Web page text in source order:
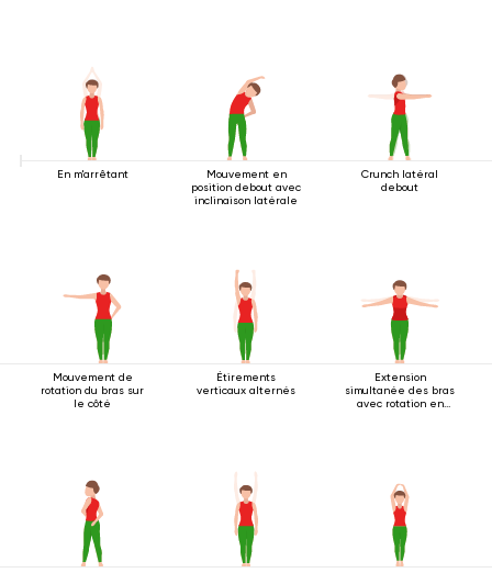
En m'arrêtant
Mouvement en
position debout avec
inclinaison latérale
Crunch latéral
debout
Mouvement de
rotation du bras sur
le côté
Étirements
verticaux alternés
Extension
simultanée des bras
avec rotation en